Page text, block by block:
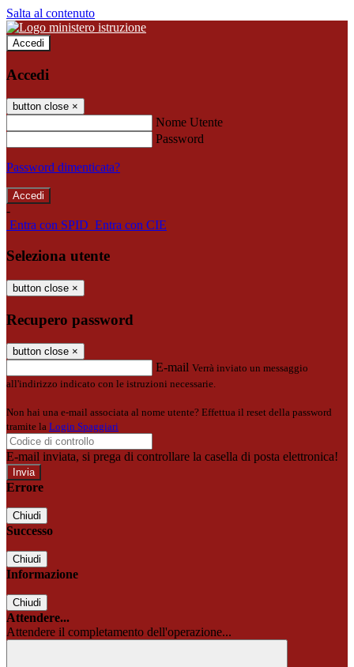
Salta al contenuto
Accedi
Accedi
button close ×
Nome Utente
Password
Password dimenticata?
-
Entra con SPID Entra con CIE
Seleziona utente
button close ×
Recupero password
button close ×
E-mail Verrà inviato un messaggio
all'indirizzo indicato con le istruzioni necessarie.
Non hai una e-mail associata al nome utente? Effettua il reset della password
tramite la Login Spaggiari
E-mail inviata, si prega di controllare la casella di posta elettronica!
Errore
Chiudi
Successo
Chiudi
Informazione
Chiudi
Attendere...
Attendere il completamento dell'operazione...